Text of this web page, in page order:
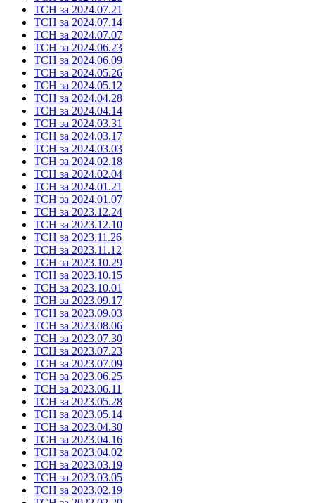
ТСН за 2024.07.21
ТСН за 2024.07.14
ТСН за 2024.07.07
ТСН за 2024.06.23
ТСН за 2024.06.09
ТСН за 2024.05.26
ТСН за 2024.05.12
ТСН за 2024.04.28
ТСН за 2024.04.14
ТСН за 2024.03.31
ТСН за 2024.03.17
ТСН за 2024.03.03
ТСН за 2024.02.18
ТСН за 2024.02.04
ТСН за 2024.01.21
ТСН за 2024.01.07
ТСН за 2023.12.24
ТСН за 2023.12.10
ТСН за 2023.11.26
ТСН за 2023.11.12
ТСН за 2023.10.29
ТСН за 2023.10.15
ТСН за 2023.10.01
ТСН за 2023.09.17
ТСН за 2023.09.03
ТСН за 2023.08.06
ТСН за 2023.07.30
ТСН за 2023.07.23
ТСН за 2023.07.09
ТСН за 2023.06.25
ТСН за 2023.06.11
ТСН за 2023.05.28
ТСН за 2023.05.14
ТСН за 2023.04.30
ТСН за 2023.04.16
ТСН за 2023.04.02
ТСН за 2023.03.19
ТСН за 2023.03.05
ТСН за 2023.02.19